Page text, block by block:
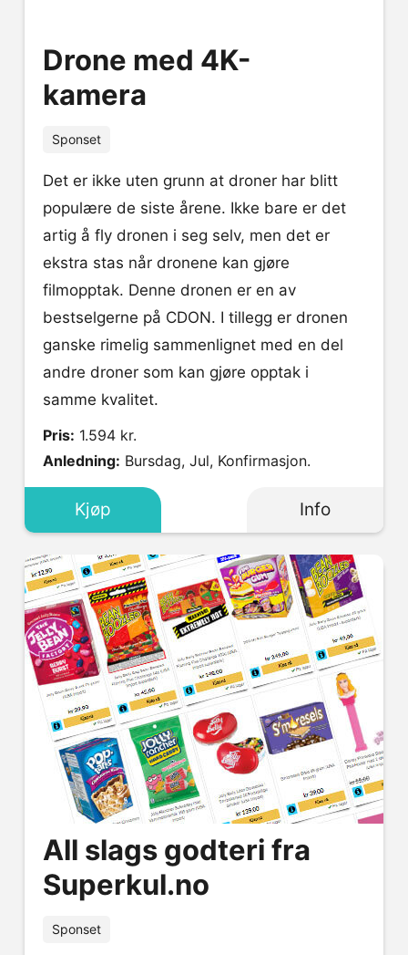
Drone med 4K-
kamera
Sponset
Det er ikke uten grunn at droner har blitt
populære de siste årene. Ikke bare er det
artig å fly dronen i seg selv, men det er
ekstra stas når dronene kan gjøre
filmopptak. Denne dronen er en av
bestselgerne på CDON. I tillegg er dronen
ganske rimelig sammenlignet med en del
andre droner som kan gjøre opptak i
samme kvalitet.
Pris: 1.594 kr.
Anledning: Bursdag, Jul, Konfirmasjon.
Info
Kjøp
All slags godteri fra
Superkul.no
Sponset